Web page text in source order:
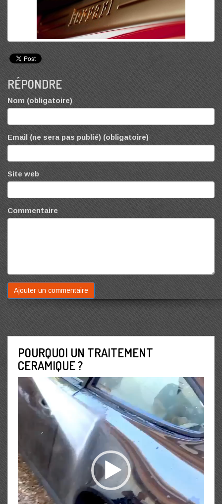
RÉPONDRE
Nom (obligatoire)
Email (ne sera pas publié) (obligatoire)
Site web
Commentaire
POURQUOI UN TRAITEMENT
CERAMIQUE ?
Lecteur
vidéo